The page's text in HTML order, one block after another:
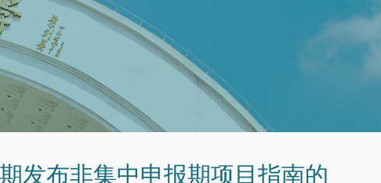
发布非集中申报期项目指南的